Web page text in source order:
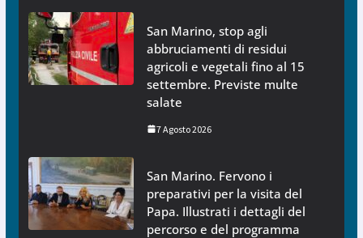
San Marino, stop agli
abbruciamenti di residui
agricoli e vegetali fino al 15
settembre. Previste multe
salate
7 Agosto 2026
San Marino. Fervono i
preparativi per la visita del
Papa. Illustrati i dettagli del
percorso e del programma